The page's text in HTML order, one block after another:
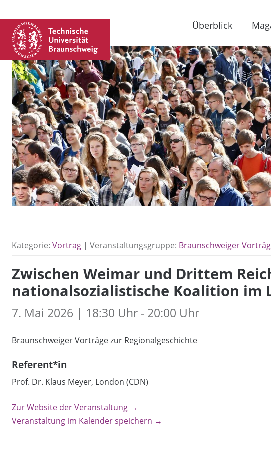
Überblick
Kategorie: Vortrag | Veranstaltungsgruppe: Braunschweiger
Zwischen Weimar und Drittem
nationalsozialistische Koalition im
7. Mai 2026 | 18:30 Uhr - 20:00 Uhr
Braunschweiger Vorträge zur Regionalgeschichte
Referent*in
Prof. Dr. Klaus Meyer, London (CDN)
Zur Website der Veranstaltung →
Veranstaltung im Kalender speichern →